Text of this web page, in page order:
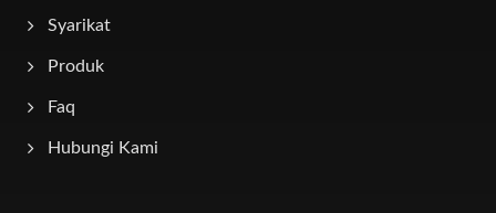
Syarikat
Produk
Faq
Hubungi Kami